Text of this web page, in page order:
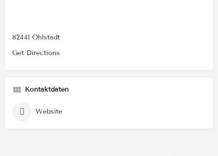
82441 Ohlstadt
Get Directions
Kontaktdaten
Website